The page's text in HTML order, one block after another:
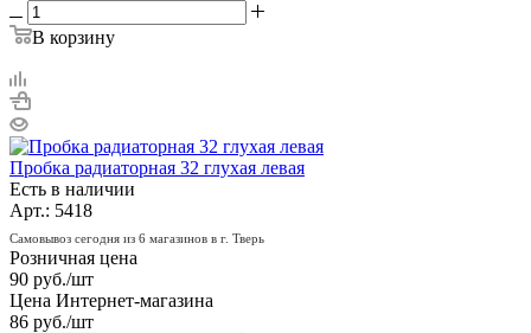
В корзину
Пробка радиаторная 32 глухая левая
Есть в наличии
Арт.: 5418
Самовывоз сегодня из 6 магазинов в г. Тверь
Розничная цена
90 руб./шт
Цена Интернет-магазина
86 руб./шт